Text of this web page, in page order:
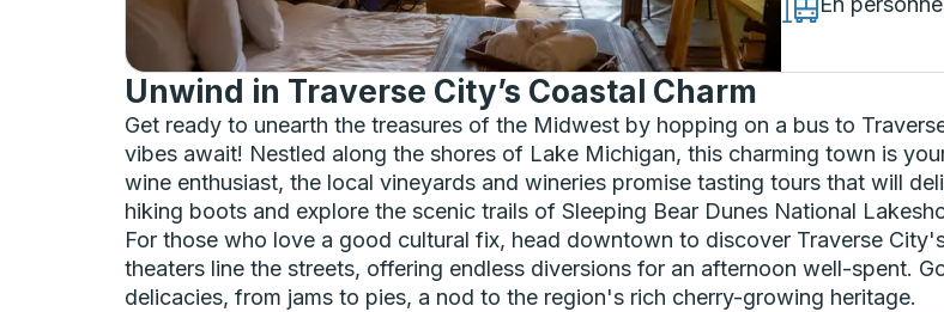
Unwind in Traverse City’s Coastal Charm
Get ready to unearth the treasures of the Midwest by hopping on a bus to
vibes await! Nestled along the shores of Lake Michigan, this charming town is
wine enthusiast, the local vineyards and wineries promise tasting tours that will
hiking boots and explore the scenic trails of Sleeping Bear Dunes National
For those who love a good cultural fix, head downtown to discover Traverse
theaters line the streets, offering endless diversions for an afternoon well-spent.
delicacies, from jams to pies, a nod to the region's rich cherry-growing heritage.